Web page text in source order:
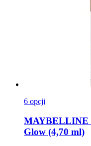
6 opcji
MAYBELLINE
Glow (4,70 ml)